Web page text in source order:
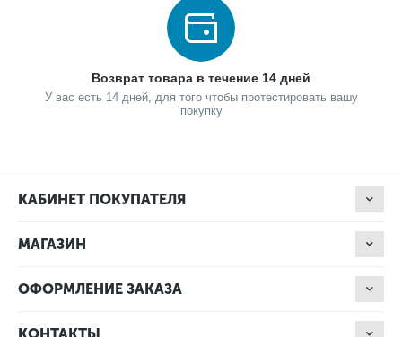
Возврат товара в течение 14 дней
У вас есть 14 дней, для того чтобы протестировать вашу
покупку
КАБИНЕТ ПОКУПАТЕЛЯ
МАГАЗИН
ОФОРМЛЕНИЕ ЗАКАЗА